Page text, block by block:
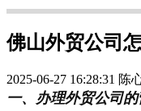
佛山外贸公司
2025-06-27 16:28:31 陈
一、办理外贸公司